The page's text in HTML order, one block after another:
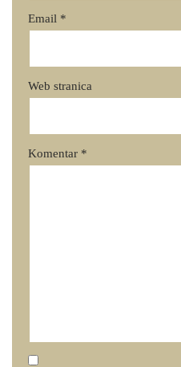
Email *
Web stranica
Komentar *